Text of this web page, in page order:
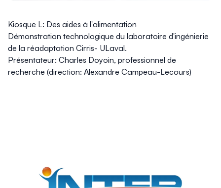
Kiosque L: Des aides à l'alimentation
Démonstration technologique du laboratoire d'ingénierie
de la réadaptation Cirris- ULaval.
Présentateur: Charles Doyoin, professionnel de
recherche (direction: Alexandre Campeau-Lecours)